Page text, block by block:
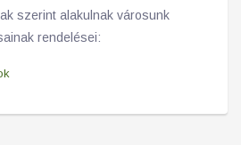
szerint alakulnak városunk
rendelései: